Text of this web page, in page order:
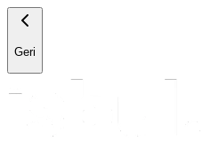
Geri